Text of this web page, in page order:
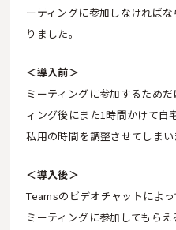
ーティングに参加しなければ
りました。
＜導入前＞
ミーティングに参加するため
ィング後にまた1時間かけて自
私用の時間を調整させてしまい
＜導入後＞
Teamsのビデオチャットによ
ミーティングに参加してもら